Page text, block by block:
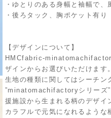
・ゆとりのある身幅と袖幅で
・後ろタック、胸ポケット有り
【デザインについて】
HMCfabric-
ザインからお選びいただけます
生地の種類に関してはシーチ
”minatomachifactoryシリーズ
援施設から生まれる柄のデザイ
カラフルで元気になれるよう